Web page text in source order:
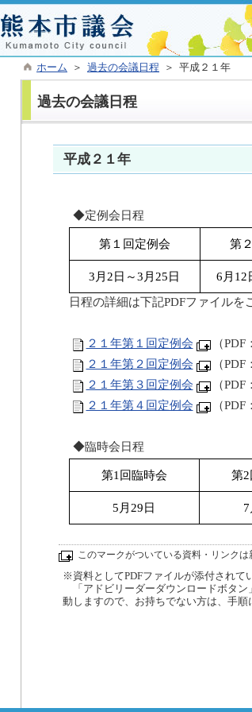
ホーム ＞ 過去の会議日程 ＞ 平成２１年
過去の会議日程
平成２１年
◆定例会日程
第１回定例会 第
3月2日～3月25日 6月12
日程の詳細は下記PDFファイルを
２１年第１回定例会
（
２１年第２回定例会
（
２１年第３回定例会
（
２１年第４回定例会
（
◆臨時会日程
第1回臨時会 第2
5月29日
このマークがついている資料・リンク
※資料としてPDFファイルが添付されて
「アドビリーダーダウンロードボタン
動しますので、お持ちでない方は、手順